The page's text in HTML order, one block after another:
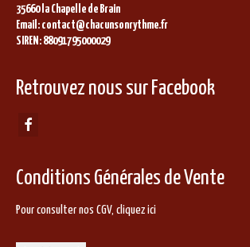
35660 la Chapelle de Brain
Email: contact@chacunsonrythme.fr
SIREN: 88091795000029
Retrouvez nous sur Facebook
Conditions Générales de Vente
Pour consulter nos CGV, cliquez ici